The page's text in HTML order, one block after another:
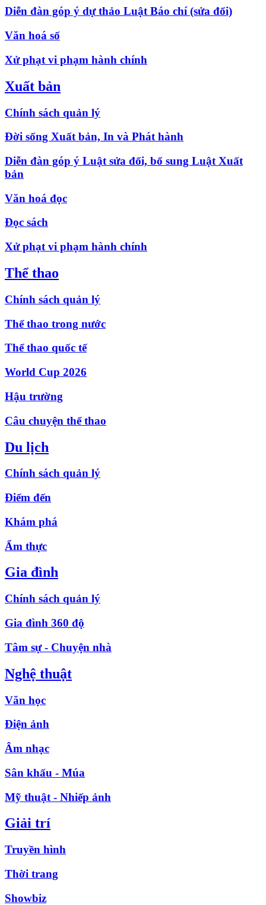
Diễn đàn góp ý dự thảo Luật Báo chí (sửa đổi)
Văn hoá số
Xử phạt vi phạm hành chính
Xuất bản
Chính sách quản lý
Đời sống Xuất bản, In và Phát hành
Diễn đàn góp ý Luật sửa đổi, bổ sung Luật Xuất
bản
Văn hoá đọc
Đọc sách
Xử phạt vi phạm hành chính
Thể thao
Chính sách quản lý
Thể thao trong nước
Thể thao quốc tế
World Cup 2026
Hậu trường
Câu chuyện thể thao
Du lịch
Chính sách quản lý
Điểm đến
Khám phá
Ẩm thực
Gia đình
Chính sách quản lý
Gia đình 360 độ
Tâm sự - Chuyện nhà
Nghệ thuật
Văn học
Điện ảnh
Âm nhạc
Sân khấu - Múa
Mỹ thuật - Nhiếp ảnh
Giải trí
Truyền hình
Thời trang
Showbiz